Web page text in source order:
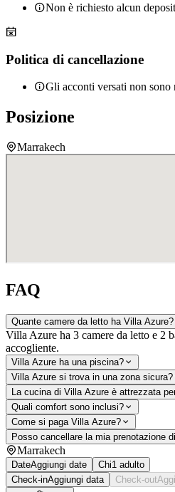
Non è richiesto alcun
Politica di cancellazione
Gli acconti versati non sono
Posizione
Marrakech
FAQ
Quante camere da letto ha Villa Azure?
Villa Azure ha 3 camere da letto e 2
accogliente.
Villa Azure ha una piscina?
Villa Azure si trova in una zona sicura?
La cucina di Villa Azure è attrezzata
Quali comfort sono inclusi?
Come si paga Villa Azure?
Posso cancellare la mia prenotazione
Marrakech
DateAggiungi date Chi1 adulto
Check-inAggiungi data Check-out